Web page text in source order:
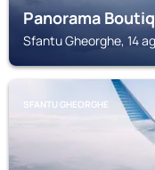
Panorama
Sfantu Gheorghe, 14
SFANTU GHEORGHE